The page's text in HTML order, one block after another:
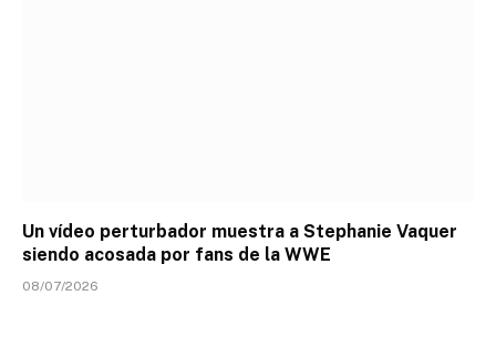
Un vídeo perturbador muestra a Stephanie Vaquer
siendo acosada por fans de la WWE
08/07/2026